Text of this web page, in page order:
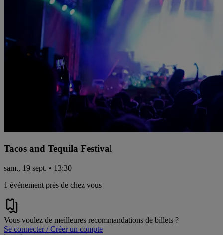
Tacos and Tequila Festival
sam., 19 sept. • 13:30
1 événement près de chez vous
Vous voulez de meilleures recommandations de billets ?
Se connecter / Créer un compte